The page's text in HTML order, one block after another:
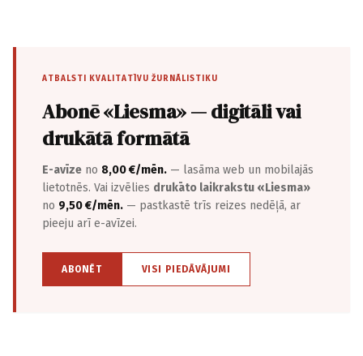
ATBALSTI KVALITATĪVU ŽURNĀLISTIKU
Abonē «Liesma» — digitāli vai
drukātā formātā
E-avīze no 8,00 €/mēn. — lasāma web un mobilajās
lietotnēs. Vai izvēlies drukāto laikrakstu «Liesma»
no 9,50 €/mēn. — pastkastē trīs reizes nedēļā, ar
pieeju arī e-avīzei.
ABONĒT VISI PIEDĀVĀJUMI